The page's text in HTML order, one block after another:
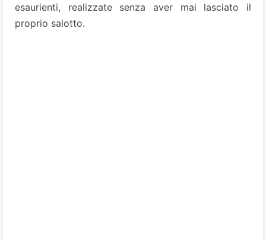
esaurienti, realizzate senza aver mai lasciato il
proprio salotto.